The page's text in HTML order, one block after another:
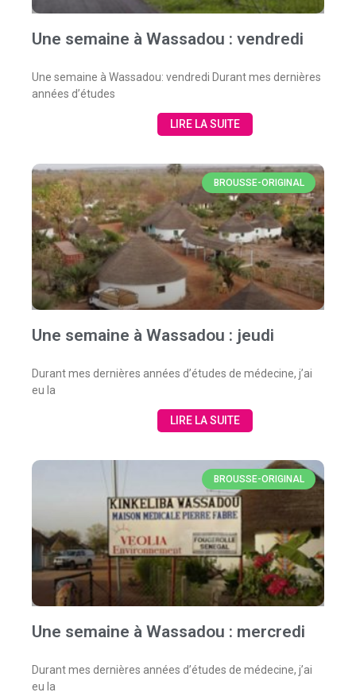
Une semaine à Wassadou : vendredi
Une semaine à Wassadou: vendredi Durant mes dernières
années d’études
LIRE LA SUITE
BROUSSE-ORIGINAL
Une semaine à Wassadou : jeudi
Durant mes dernières années d’études de médecine, j’ai
eu la
LIRE LA SUITE
BROUSSE-ORIGINAL
Une semaine à Wassadou : mercredi
Durant mes dernières années d’études de médecine, j’ai
eu la